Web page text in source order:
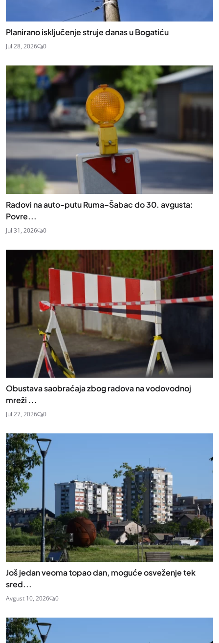
Planirano isključenje struje danas u Bogatiću
Jul 28, 2026 0
Radovi na auto-putu Ruma–Šabac do 30. avgusta:
Povre...
Jul 31, 2026 0
Obustava saobraćaja zbog radova na vodovodnoj
mreži ...
Jul 27, 2026 0
Još jedan veoma topao dan, moguće osveženje tek
sred...
Avgust 10, 2026 0